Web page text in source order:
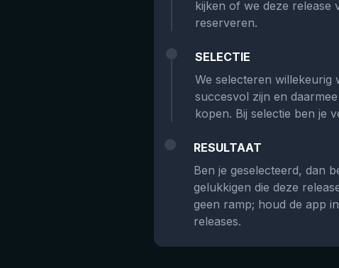
kijken of we deze release
reserveren.
SELECTIE
We selecteren willekeurig
succesvol zijn en
kopen. Bij selectie ben je
RESULTAAT
Ben je geselecteerd, dan
gelukkigen die deze
geen ramp; houd de app
releases.